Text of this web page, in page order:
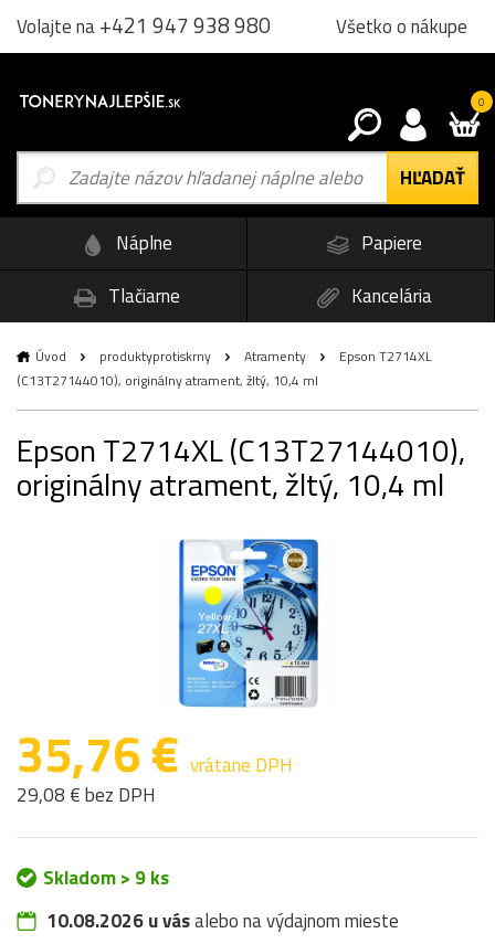
Volajte na+421 947 938 980 Všetko o nákupe
0
Náplne
Papiere
Tlačiarne
Kancelária
Úvod produktyprotiskrny Atramenty
Epson T2714XL
(C13T27144010), originálny atrament, žltý, 10,4 ml
Epson T2714XL (C13T27144010),
originálny atrament, žltý, 10,4 ml
35,76 € vrátane DPH
29,08 € bez DPH
Skladom > 9 ks
10.08.2026 u vásalebo na výdajnom mieste